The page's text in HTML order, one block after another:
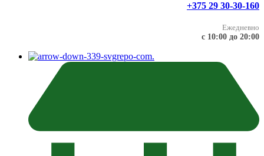
+375 29 30-30-160
Ежедневно
с 10:00 до 20:00
.